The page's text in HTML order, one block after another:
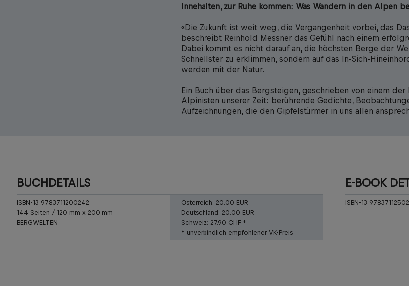
Innehalten, zur Ruhe kommen: Was Wandern in den Alpen
«Die Zukunft ist weit weg, die Vergangenheit vorbei, das
beschreibt Reinhold Messner das Gefühl nach einem
Dabei kommt es nicht darauf an, die höchsten Berge der
Schnellster zu erklimmen, sondern auf das In-Sich-
werden mit der Natur.
Ein Buch über das Bergsteigen, geschrieben von einem der
Alpinisten unserer Zeit: berührende Gedichte,
Aufzeichnungen, die den Gipfelstürmer in uns allen
BUCHDETAILS
ISBN-13 9783711200242
144 Seiten / 120 mm x 200 mm
BERGWELTEN
Österreich: 20.00 EUR
Deutschland: 20.00 EUR
Schweiz: 27.90 CHF *
* unverbindlich empfohlener VK-Preis
E-BOOK
ISBN-13